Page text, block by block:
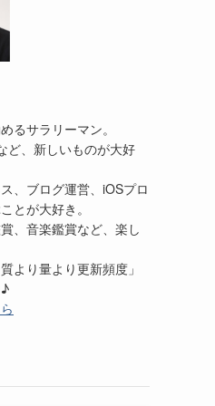
るサラリーマン。
ど、新しいものが大好
、ブログ運営、iOSプロ
とが大好き。
、音楽鑑賞など、楽し
より量より更新頻度」